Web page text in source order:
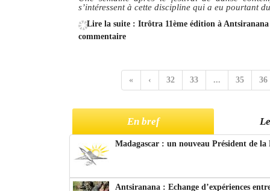
s’intéressent à cette discipline qui a eu pourtant
Lire la suite : Itrôtra 11ème édition à
commentaire
« ‹ 32 33 ... 35 36
En bref
Madagascar : un nouveau Président de
Antsiranana : Echange d’expériences